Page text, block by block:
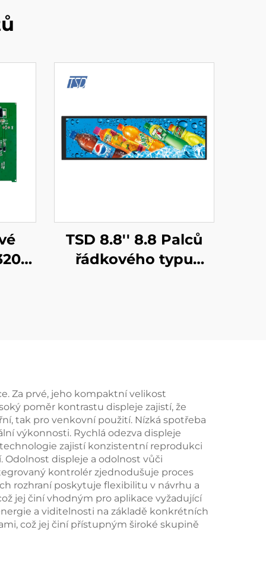
TSD 8.8'' 8.8 Palců
řádkového typu
Za prvé, jeho kompaktní velikost
poměr kontrastu displeje zajistí, že
tak pro venkovní použití. Nízká spotřeba
výkonnosti. Rychlá odezva displeje
zajistí konzistentní reprodukci
Odolnost displeje a odolnost vůči
kontrolér zjednodušuje proces
rozhraní poskytuje flexibilitu v návrhu a
jej činí vhodným pro aplikace vyžadující
a viditelnosti na základě konkrétních
což jej činí přístupným široké skupině